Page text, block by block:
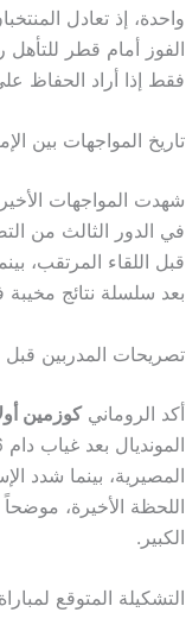
واحدة، إذ تعادل
الفوز أمام قطر للتأهل
فقط إذا أراد الحفاظ على
تاريخ المواجهات بين
شهدت المواجهات
قبل اللقاء المرتقب،
بعد سلسلة نتائج مخيبة
تصريحات المدربين قبل
أكد الرومانيكوزمين
المصيرية، بينما شدد
اللحظة الأخيرة،
الكبير.
التشكيلة المتوقع